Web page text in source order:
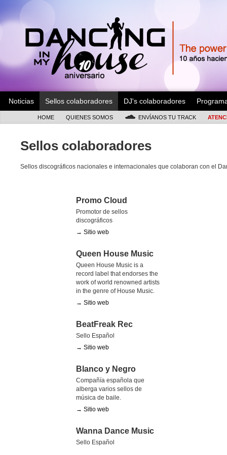
Noticias Sellos colaboradores DJ's colaboradores
HOME QUIENES SOMOS ENVÍANOS TU TRACK
Sellos colaboradores
Sellos discográficos nacionales e internacionales que colaboran con el
Promo Cloud
Promotor de sellos
discográficos
→ Sitio web
Queen House Music
Queen House Music is a
record label that endorses the
work of world renowned artists
in the genre of House Music.
→ Sitio web
BeatFreak Rec
Sello Español
→ Sitio web
Blanco y Negro
Compañía española que
alberga varios sellos de
música de baile.
→ Sitio web
Wanna Dance Music
Sello Español